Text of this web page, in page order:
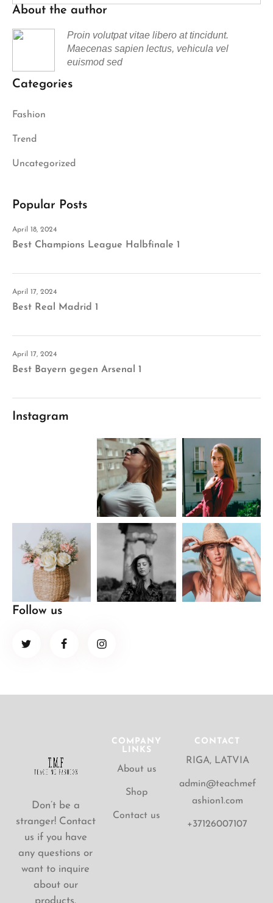
About the author
Proin volutpat vitae libero at tincidunt.
Maecenas sapien lectus, vehicula vel
euismod sed
Categories
Fashion
Trend
Uncategorized
Popular Posts
April 18, 2024
Best Champions League Halbfinale 1
April 17, 2024
Best Real Madrid 1
April 17, 2024
Best Bayern gegen Arsenal 1
Instagram
Follow us
Don’t be a
stranger! Contact
us if you have
any questions or
want to inquire
about our
COMPANY
LINKS
About us
Shop
Contact us
CONTACT
RIGA, LATVIA
admin@teachmef
ashion1.com
+37126007107